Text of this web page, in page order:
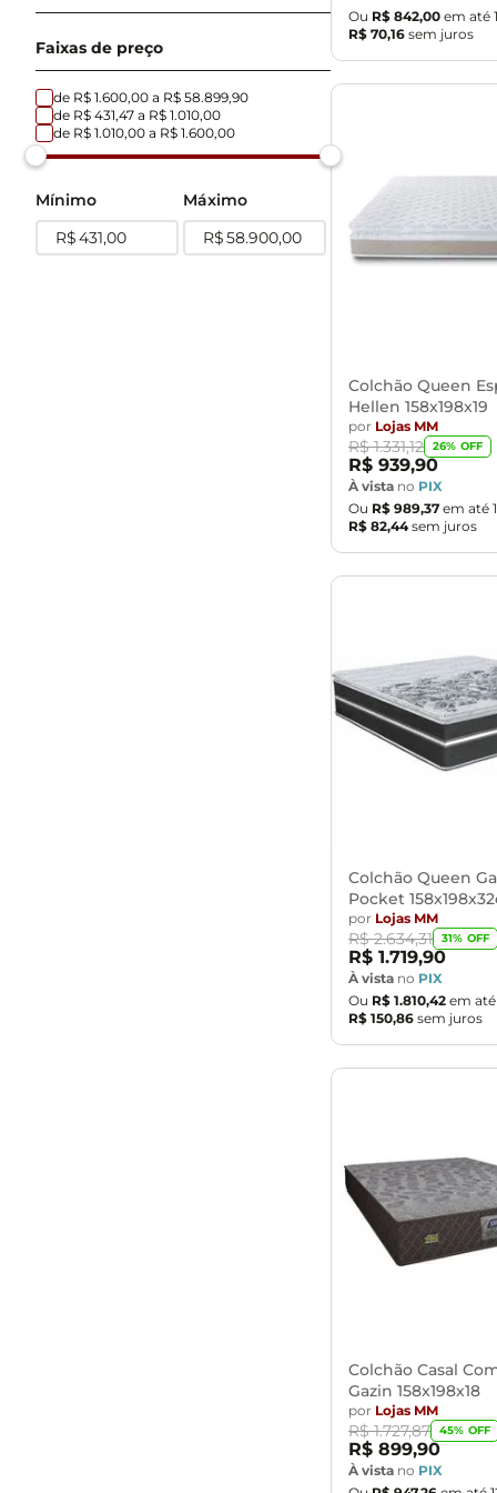
Molas Bonnel
Molas Ensacadas (Pocket)
Molas Superlastic
Não se aplica
Faixas de preço
de R$ 1.600,00 a R$ 58.899,90
de R$ 431,47 a R$ 1.010,00
de R$ 1.010,00 a R$ 1.600,00
Mínimo
R$
Máximo
R$
Ou R$ 842,00 em até
R$ 70,16 sem juros
Colchão Queen
Hellen 158x198x19
por Lojas MM
R$ 1.331,12 26% OFF
R$ 939,90
À vista no PIX
Ou R$ 989,37 em até
R$ 82,44sem juros
Colchão Queen
Pocket
por Lojas MM
R$ 2.634,31 31% OFF
R$ 1.719,90
À vista no PIX
Ou R$ 1.810,42 em
R$ 150,86 sem juros
Colchão Casal
Gazin 158x198x18
por Lojas MM
R$ 1.727,87 45% OFF
R$ 899,90
À vista no PIX